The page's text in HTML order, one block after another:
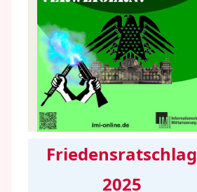
Friedensratschlag
2025